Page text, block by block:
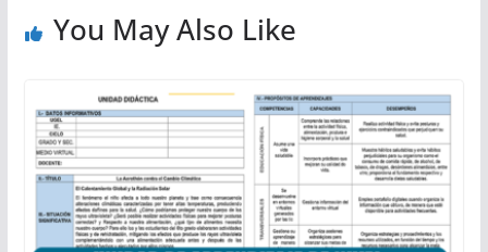
You May Also Like